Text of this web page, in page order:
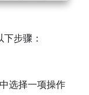
下步骤：
选择一项操作